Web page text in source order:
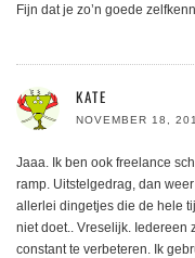
Fijn dat je zo’n goede
KATE
NOVEMBER 18,
Jaaa. Ik ben ook freelance
ramp. Uitstelgedrag, dan
allerlei dingetjes die de hele
niet doet.. Vreselijk. Iedereen
constant te verbeteren. Ik